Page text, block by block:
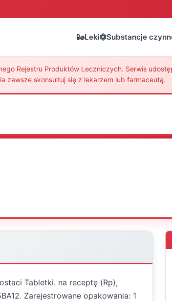
Leki Substancje
Rejestru Produktów Leczniczych. Serwis
zawsze skonsultuj się z lekarzem lub farmaceutą.
Tabletki. na receptę (Rp),
Zarejestrowane opakowania: 1